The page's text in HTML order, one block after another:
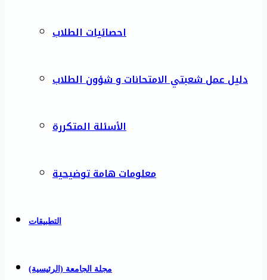
احصائيات الطلاب
دليل عمل شعبتي الامتحانات و شؤون الطلاب
الأسئلة المتكررة
معلومات هامة توضيحية
التطبيقات
مجلة الجامعة (الرئيسية)